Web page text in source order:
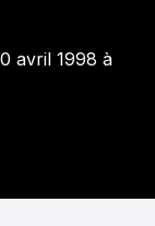
avril 1998 à